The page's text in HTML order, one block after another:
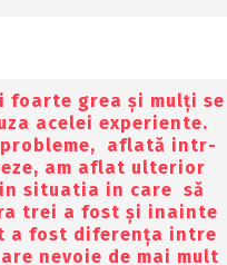
foarte grea și mulți se
acelei experiente.
probleme, aflată intr-
am aflat ulterior
in situatia in care să
trei a fost și inainte
a fost diferența intre
nevoie de mai mult